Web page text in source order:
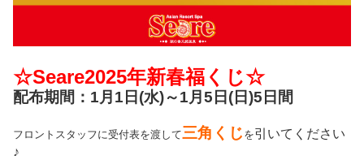
☆Seare2025年新春福くじ☆
配布期間：1月1日(水)～1月5日(日)5日間
フロントスタッフに受付表を渡して三角くじ を引いてください
♪